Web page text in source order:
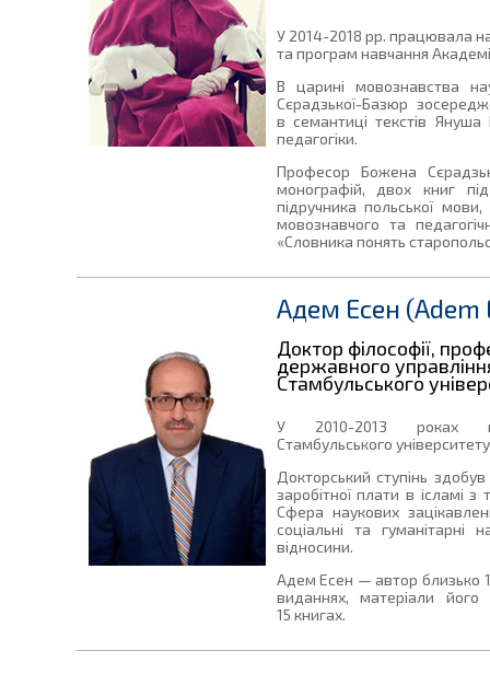
У 2014-2018 рр. працювала
та програм навчання
В царині мовознавства
Сєрадзької-Базюр
в семантиці текстів
педагогіки.
Професор Божена
монографій, двох книг під
підручника польської
мовознавчого та
«Словника понять
Адем Есен (Adem
Доктор філософії,
державного
Стамбульського
У 2010-2013 роках
Стамбульського
Докторський ступінь
заробітної плати в ісламі з
Сфера наукових
соціальні та гуманітарні
відносини.
Адем Есен — автор близько
виданнях, матеріали
15 книгах.